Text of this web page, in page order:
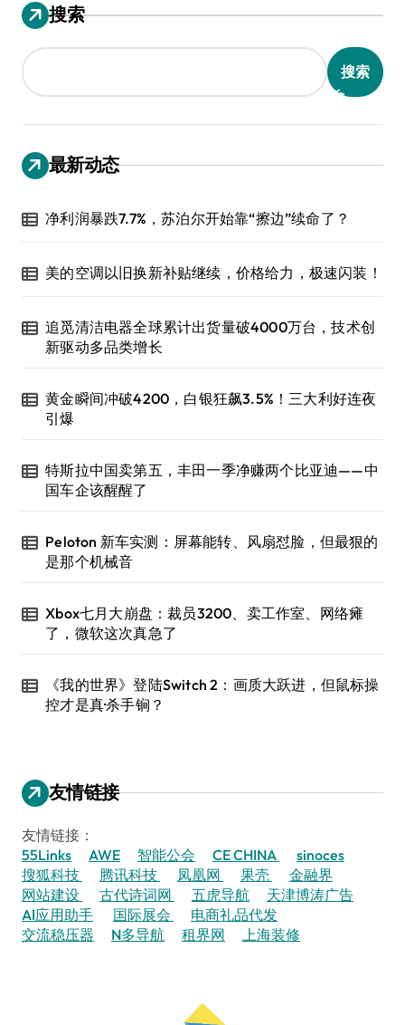
搜索
搜索
最新动态
净利润暴跌7.7%，苏泊尔开始靠“擦边”续命了？
美的空调以旧换新补贴继续，价格给力，极速闪装！
追觅清洁电器全球累计出货量破4000万台，技术创
新驱动多品类增长
黄金瞬间冲破4200，白银狂飙3.5%！三大利好连夜
引爆
特斯拉中国卖第五，丰田一季净赚两个比亚迪——中
国车企该醒醒了
Peloton 新车实测：屏幕能转、风扇怼脸，但最狠的
是那个机械音
Xbox七月大崩盘：裁员3200、卖工作室、网络瘫
了，微软这次真急了
《我的世界》登陆Switch 2：画质大跃进，但鼠标操
控才是真·杀手锏？
友情链接
友情链接：
55Links
AWE 智能公会 CE CHINA
sinoces
搜狐科技
腾讯科技 凤凰网 果壳
金融界
网站建设
古代诗词网 五虎导航
天津博涛广告
AI应用助手
国际展会
电商礼品代发
交流稳压器
N多导航 租界网 上海装修